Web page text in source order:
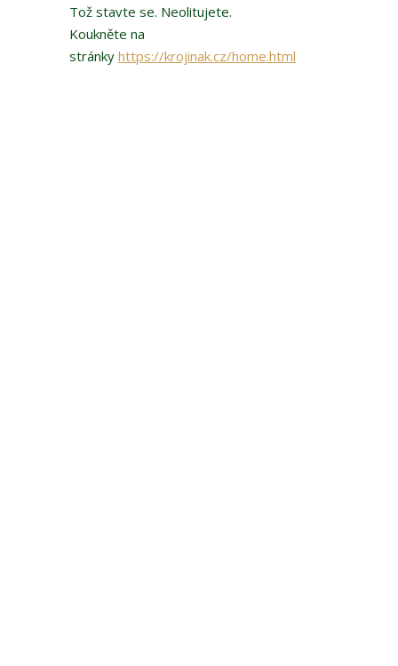
Tož stavte se. Neolitujete.
Koukněte na
stránky https://krojinak.cz/home.html